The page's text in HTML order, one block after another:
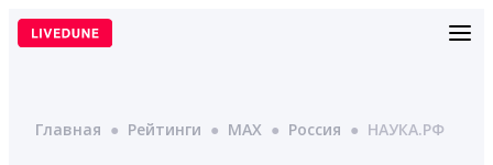
Перейти
Главная ● Рейтинги ● MAX ● Россия ● НАУКА.РФ